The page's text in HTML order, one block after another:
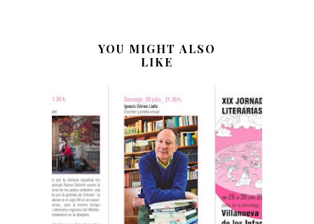
YOU MIGHT ALSO
LIKE